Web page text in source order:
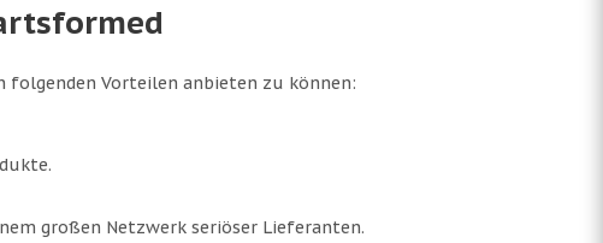
folgenden Vorteilen anbieten zu können:
großen Netzwerk seriöser Lieferanten.